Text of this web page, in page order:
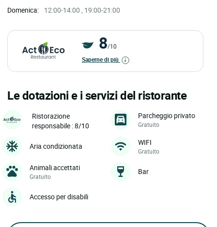
Domenica:
12:00-14:00 , 19:00-21:00
8/10
Saperne di più
Le dotazioni e i servizi del ristorante
Ristorazione
responsabile : 8/10
Parcheggio privato
Gratuito
Aria condizionata WIFI
Gratuito
Animali accettati
Gratuito
Bar
Accesso per disabili